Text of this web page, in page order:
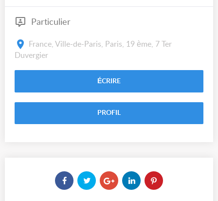
Particulier
France, Ville-de-Paris, Paris, 19 ème, 7 Ter
Duvergier
ÉCRIRE
PROFIL